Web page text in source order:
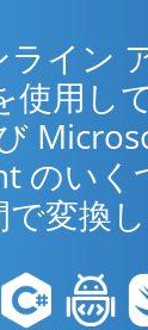
イン
使用し
のいく
変換し